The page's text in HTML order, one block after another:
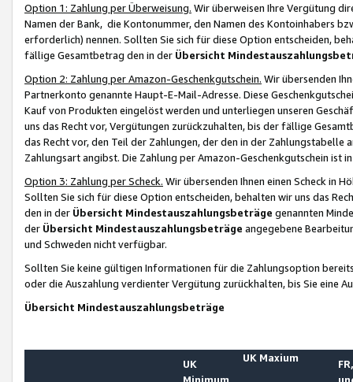
Option 1: Zahlung per Überweisung. Wir überweisen Ihre Vergütung
Namen der Bank, die Kontonummer, den Namen des Kontoinhabers
erforderlich) nennen. Sollten Sie sich für diese Option entscheiden,
fällige Gesamtbetrag den in der Übersicht
Option 2: Zahlung per Amazon-Geschenkgutschein. Wir übersenden
Partnerkonto genannte Haupt-E-Mail-Adresse. Diese
Kauf von Produkten eingelöst werden und unterliegen unseren
uns das Recht vor, Vergütungen zurückzuhalten, bis der fällige
das Recht vor, den Teil der Zahlungen, der den in der
Zahlungsart angibst. Die Zahlung per Amazon-Geschenkgutschein ist
Option 3: Zahlung per Scheck. Wir übersenden Ihnen einen Scheck in
Sollten Sie sich für diese Option entscheiden, behalten wir uns das
den in der Übersicht Mindestauszahlungsbeträge genannten
der Übersicht Mindestauszahlungsbeträge angegebene
und Schweden nicht verfügbar.
Sollten Sie keine gültigen Informationen für die Zahlungsoption
oder die Auszahlung verdienter Vergütung zurückhalten, bis Sie
Übersicht Mindestauszahlungsbeträge
UK
Minimum
UK Maxium